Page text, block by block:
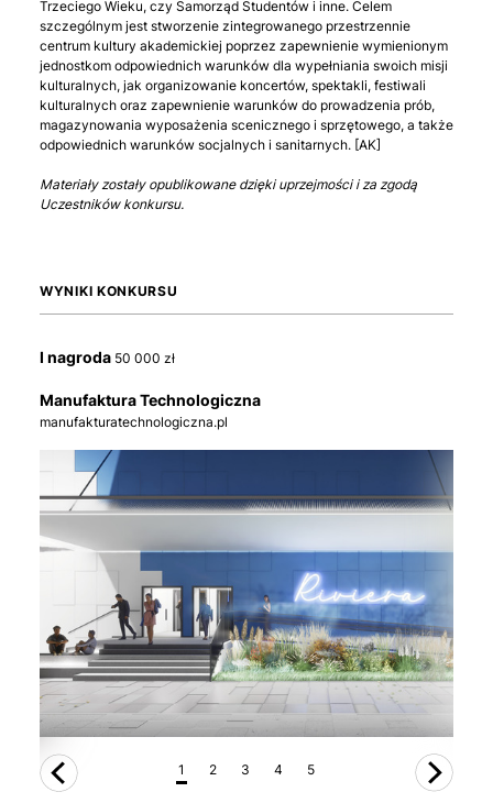
Trzeciego Wieku, czy Samorząd Studentów i inne. Celem
szczególnym jest stworzenie zintegrowanego przestrzennie
centrum kultury akademickiej poprzez zapewnienie wymienionym
jednostkom odpowiednich warunków dla wypełniania swoich misji
kulturalnych, jak organizowanie koncertów, spektakli, festiwali
kulturalnych oraz zapewnienie warunków do prowadzenia prób,
magazynowania wyposażenia scenicznego i sprzętowego, a także
odpowiednich warunków socjalnych i sanitarnych. [AK]
Materiały zostały opublikowane dzięki uprzejmości i za zgodą
Uczestników konkursu.
WYNIKI KONKURSU
1 2 3 4 5
I nagroda 50 000 zł
Manufaktura Technologiczna
manufakturatechnologiczna.pl